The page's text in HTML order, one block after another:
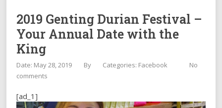
2019 Genting Durian Festival –
Your Annual Date with the
King
Date: May 28, 2019 By Categories: Facebook
No
comments
[ad_1]